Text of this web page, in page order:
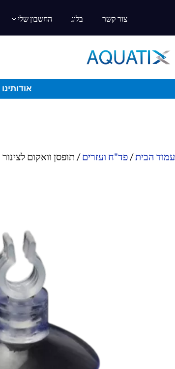
צור קשר בלוג החשבון שלי
אודותינו
עמוד הבית/פד"ח ועזרים/ תופסן וואקום לצינור 5 מ"מ